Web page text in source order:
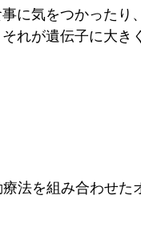
に気をつかったり
れが遺伝子に大き
法を組み合わせた